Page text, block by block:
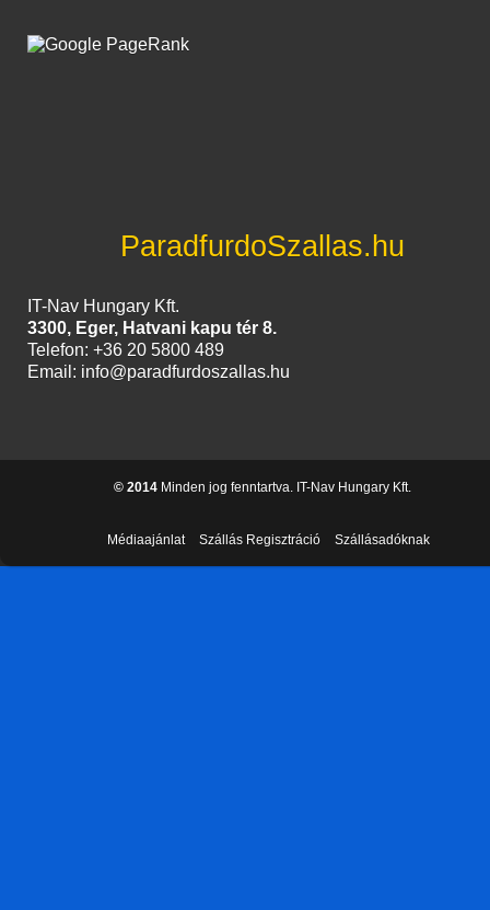
ParadfurdoSzallas.hu
IT-Nav Hungary Kft.
3300, Eger, Hatvani kapu tér 8.
Telefon: +36 20 5800 489
Email: info@paradfurdoszallas.hu
© 2014 Minden jog fenntartva. IT-Nav Hungary Kft.
Médiaajánlat Szállás Regisztráció Szállásadóknak